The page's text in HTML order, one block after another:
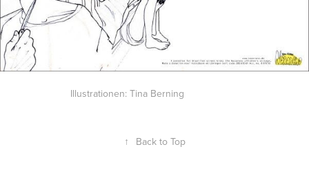
Illustrationen: Tina Berning
↑ Back to Top